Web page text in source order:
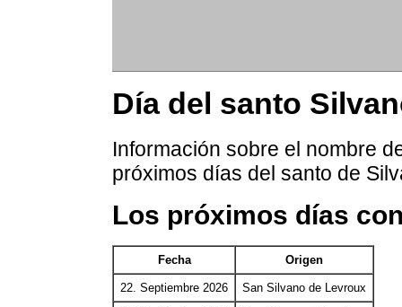
Día del santo
Información sobre el nombre
próximos días del santo de
Los próximos días
Fecha Origen
22. Septiembre 2026 San Silvano de Levroux